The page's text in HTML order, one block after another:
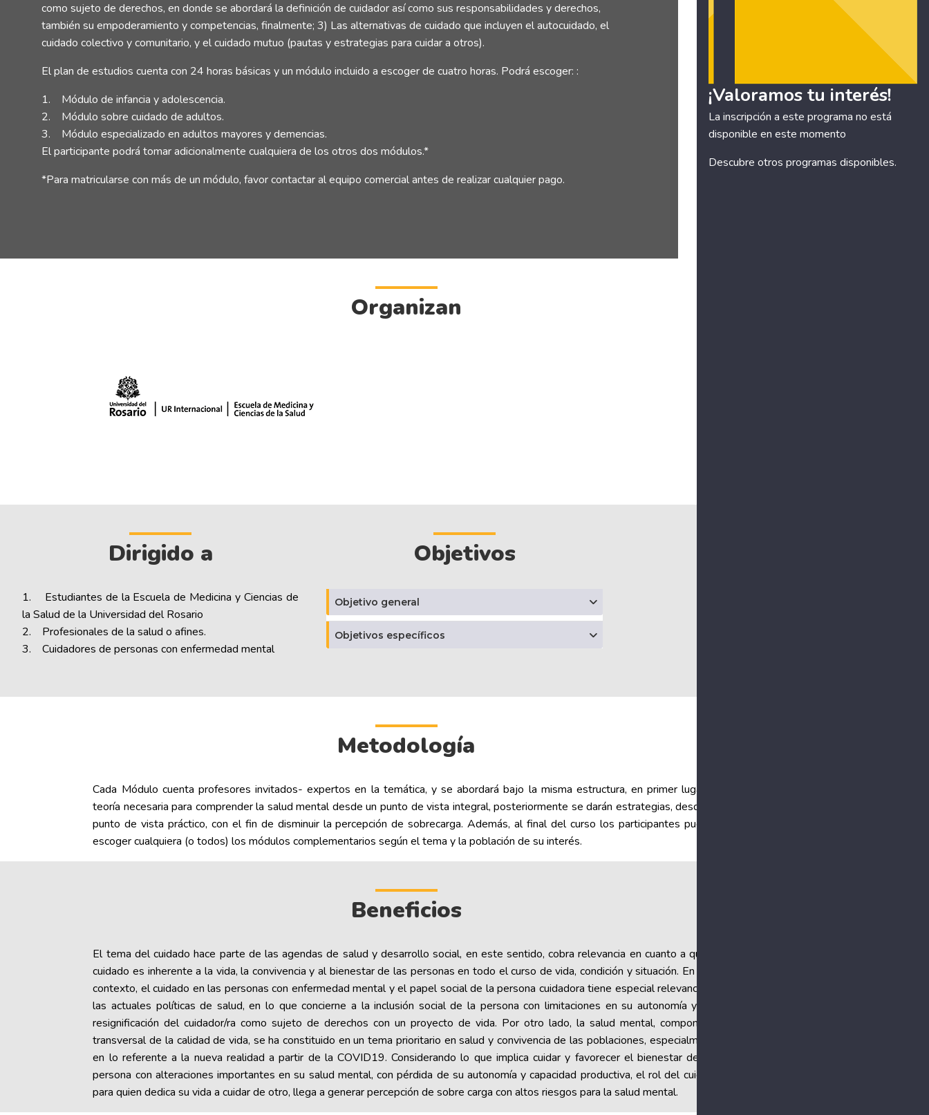
como sujeto de derechos, en donde se abordará la definición de cuidador así como sus responsabilidades y derechos,
también su empoderamiento y competencias, finalmente; 3) Las alternativas de cuidado que incluyen el autocuidado, el
cuidado colectivo y comunitario, y el cuidado mutuo (pautas y estrategias para cuidar a otros).
El plan de estudios cuenta con 24 horas básicas y un módulo incluido a escoger de cuatro horas. Podrá escoger: :
1. Módulo de infancia y adolescencia.
2. Módulo sobre cuidado de adultos.
3. Módulo especializado en adultos mayores y demencias.
El participante podrá tomar adicionalmente cualquiera de los otros dos módulos.*
*Para matricularse con más de un módulo, favor contactar al equipo comercial antes de realizar cualquier pago.
Organizan
¡Valoramos tu interés!
La inscripción a este programa no está
disponible en este momento
Descubre otros programas disponibles.
Dirigido a
1. Estudiantes de la Escuela de Medicina y Ciencias de
la Salud de la Universidad del Rosario
2. Profesionales de la salud o afines.
3. Cuidadores de personas con enfermedad mental
Objetivos
Objetivo general
Objetivos específicos
Metodología
Cada Módulo cuenta profesores invitados- expertos en la temática, y se abordará bajo la misma estructura, en primer lugar, la
teoría necesaria para comprender la salud mental desde un punto de vista integral, posteriormente se darán estrategias, desde un
punto de vista práctico, con el fin de disminuir la percepción de sobrecarga. Además, al final del curso los participantes pueden
escoger cualquiera (o todos) los módulos complementarios según el tema y la población de su interés.
Beneficios
El tema del cuidado hace parte de las agendas de salud y desarrollo social, en este sentido, cobra relevancia en cuanto a que el
cuidado es inherente a la vida, la convivencia y al bienestar de las personas en todo el curso de vida, condición y situación. En este
contexto, el cuidado en las personas con enfermedad mental y el papel social de la persona cuidadora tiene especial relevancia en
las actuales políticas de salud, en lo que concierne a la inclusión social de la persona con limitaciones en su autonomía y a la
resignificación del cuidador/ra como sujeto de derechos con un proyecto de vida. Por otro lado, la salud mental, componente
transversal de la calidad de vida, se ha constituido en un tema prioritario en salud y convivencia de las poblaciones, especialmente
en lo referente a la nueva realidad a partir de la COVID19. Considerando lo que implica cuidar y favorecer el bienestar de una
persona con alteraciones importantes en su salud mental, con pérdida de su autonomía y capacidad productiva, el rol del cuidado
para quien dedica su vida a cuidar de otro, llega a generar percepción de sobre carga con altos riesgos para la salud mental.